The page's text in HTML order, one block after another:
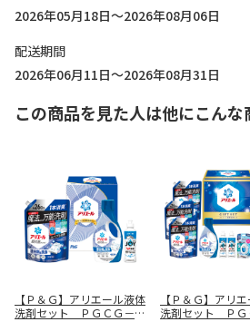
2026年05月18日～2026年08月06日
配送期間
2026年06月11日～2026年08月31日
この商品を見た人は他にこん
【Ｐ＆Ｇ】アリエール液体
洗剤セット ＰＧＣＧ－２
【Ｐ＆Ｇ】アリ
洗剤セット ＰＧ